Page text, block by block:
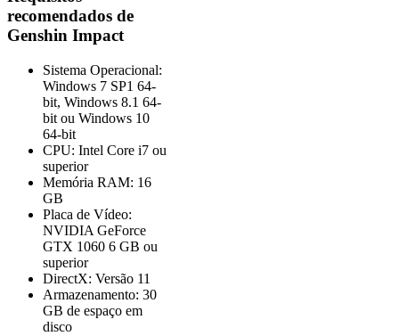
recomendados de
Genshin Impact
Sistema Operacional:
Windows 7 SP1 64-
bit, Windows 8.1 64-
bit ou Windows 10
64-bit
CPU: Intel Core i7 ou
superior
Memória RAM: 16
GB
Placa de Vídeo:
NVIDIA GeForce
GTX 1060 6 GB ou
superior
DirectX: Versão 11
Armazenamento: 30
GB de espaço em
disco